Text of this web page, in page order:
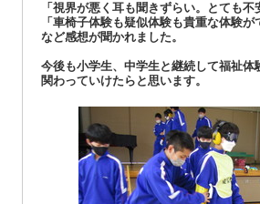
「視界が悪く耳も聞きずらい。とても不
「車椅子体験も疑似体験も貴重な体験が
など感想が聞かれました。
今後も小学生、中学生と継続して福祉体
関わっていけたらと思います。